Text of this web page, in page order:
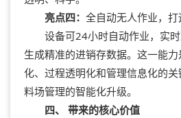
亮点四： 全自动无人作业，
设备可24小时自动作业，实时
生成精准的进销存数据。这一能
化、过程透明化和管理信息化的
料场管理的智能化升级。
四、 带来的核心价值